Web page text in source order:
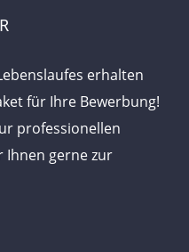
erhalten
für Ihre Bewerbung!
professionellen
Ihnen gerne zur